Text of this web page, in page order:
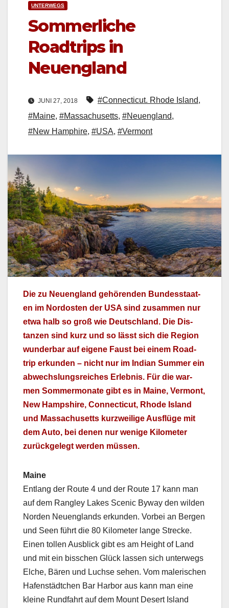
UNTERWEGS
Sommerliche
Roadtrips in
Neuengland
JUNI 27, 2018 #Connecticut. Rhode Island,
#Maine, #Massachusetts, #Neuengland,
#New Hamphire, #USA, #Vermont
Die zu Neueng­land gehören­den Bun­desstaat­
en im Nor­dosten der USA sind zusam­men nur
etwa halb so groß wie Deutsch­land. Die Dis­
tanzen sind kurz und so lässt sich die Region
wun­der­bar auf eigene Faust bei einem Road­
trip erkun­den – nicht nur im Indi­an Sum­mer ein
abwech­slungsre­ich­es Erleb­nis. Für die war­
men Som­mer­monate gibt es in Maine, Ver­mont,
New Hamp­shire, Con­necti­cut, Rhode Island
und Mass­a­chu­setts kurzweilige Aus­flüge mit
dem Auto, bei denen nur wenige Kilo­me­ter
zurück­gelegt wer­den müssen.
Maine
Ent­lang der Route 4 und der Route 17 kann man
auf dem Ran­g­ley Lakes Scenic Byway den wilden
Nor­den Neueng­lands erkun­den. Vor­bei an Bergen
und Seen führt die 80 Kilo­me­ter lange Strecke.
Einen tollen Aus­blick gibt es am Height of Land
und mit ein biss­chen Glück lassen sich unter­wegs
Elche, Bären und Luchse sehen. Vom malerischen
Hafen­städtchen Bar Har­bor aus kann man eine
kleine Rund­fahrt auf dem Mount Desert Island